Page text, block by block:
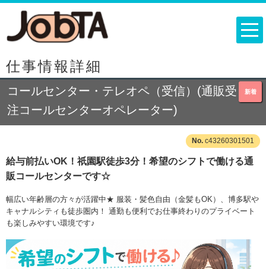
仕事情報詳細
新着
コールセンター・テレオペ（受信）(通販受
注コールセンターオペレーター)
c43260301501
給与前払いOK！祇園駅徒歩3分！希望のシフトで働ける通
販コールセンターです☆
幅広い年齢層の方々が活躍中★ 服装・髪色自由（金髪もOK）、博多駅や
キャナルシティも徒歩圏内！ 通勤も便利でお仕事終わりのプライベート
も楽しみやすい環境です♪